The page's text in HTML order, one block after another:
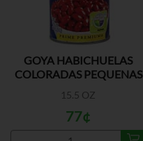
GOYA HABICHUELAS
COLORADAS PEQUENAS
15.5 OZ
77¢